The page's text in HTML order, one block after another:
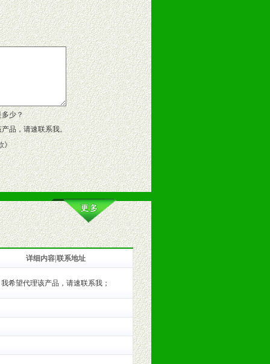
作手册、专柜咨询手册等各种市
多少？
品，请速联系我。
》
详细内容|联系地址
我希望代理该产品，请速联系我；